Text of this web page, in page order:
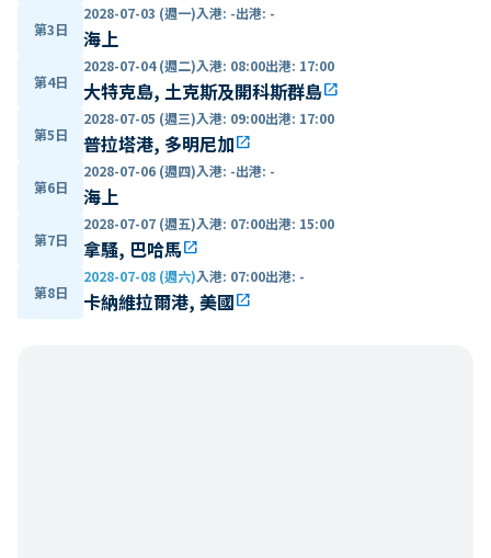
第3日
2028-07-03 (週一)入港: -出港: -
海上
第4日
2028-07-04 (週二)入港: 08:00出港: 17:00
大特克島, 土克斯及開科斯群島open_in_new
第5日
2028-07-05 (週三)入港: 09:00出港: 17:00
普拉塔港, 多明尼加open_in_new
第6日
2028-07-06 (週四)入港: -出港: -
海上
第7日
2028-07-07 (週五)入港: 07:00出港: 15:00
拿騷, 巴哈馬open_in_new
第8日
2028-07-08 (週六)入港: 07:00出港: -
卡納維拉爾港, 美國open_in_new